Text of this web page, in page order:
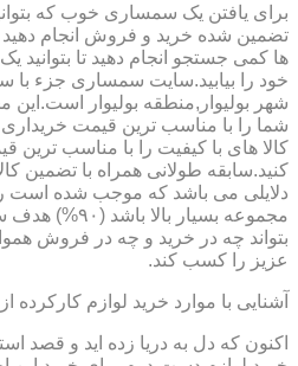
برای یافتن یک سمساری خوب که
تضمین شده خرید و فروش انجام
ها کمی جستجو انجام دهید تا بتوانید
خود را بیابید.سایت سمساری جزء با
شهر بولیوار,منطقه بولیوار
شما را با مناسب ترین قیمت خریداری
کالا های با کیفیت را با مناسب ترین
کنید.سابقه طولانی همراه با تضمین
دلایلی می باشد که موجب شده است
مجموعه بسیار
بتواند چه در خرید و چه در فروش
عزیز را کسب کند.
آشنایی با موارد خرید لوازم کارکرده
اکنون که دل به دریا زده اید و قصد